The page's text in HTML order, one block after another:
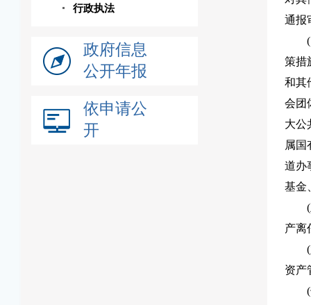
行政执法
政府信息
公开年报
依申请公
开
通报
策措
和其
会团
大公
属国
道办
基金
产离
资产